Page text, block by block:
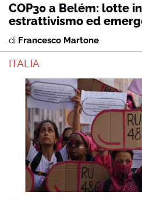
COP30 a Belém: lotte
estrattivismo ed
di Francesco Martone
ITALIA